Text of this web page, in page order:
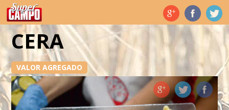
Temas de hoy
CERA
VALOR AGREGADO